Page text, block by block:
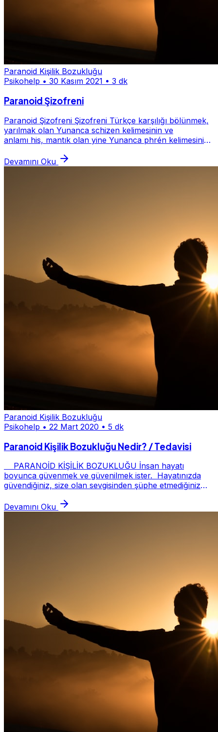
Paranoid Kişilik Bozukluğu
Psikohelp • 30 Kasım 2021 • 3 dk
Paranoid Şizofreni
Paranoid Şizofreni Şizofreni Türkçe karşılığı bölünmek,
yarılmak olan Yunanca schizen kelimesinin ve
anlamı his, mantık olan yine Yunanca phrén kelimesinin
Devamını Oku
Paranoid Kişilik Bozukluğu
Psikohelp • 22 Mart 2020 • 5 dk
Paranoid Kişilik Bozukluğu Nedir? / Tedavisi
PARANOİD KİŞİLİK BOZUKLUĞU İnsan hayatı
boyunca güvenmek ve güvenilmek ister. Hayatınızda
güvendiğiniz, size olan sevgisinden şüphe etmediğiniz
Devamını Oku